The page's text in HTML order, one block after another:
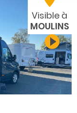
Visible à
MOULINS